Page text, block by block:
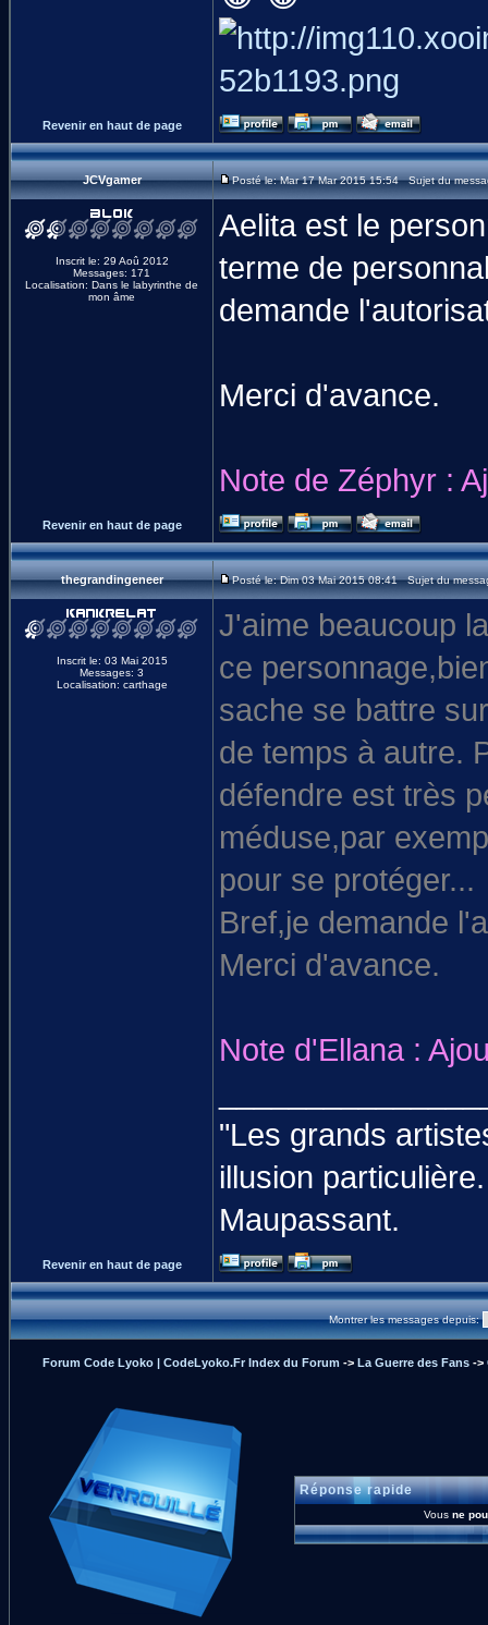
Revenir en haut de page
JCVgamer Posté le: Mar 17 Mar 2015 15:54 Sujet du
Inscrit le: 29 Aoû 2012
Messages: 171
Localisation: Dans le labyrinthe de
mon âme
Aelita est le
terme de
demande
Merci d'avance.
Note de Zéphyr :
Revenir en haut de page
thegrandingeneer Posté le: Dim 03 Mai 2015 08:41 Sujet du
Inscrit le: 03 Mai 2015
Messages: 3
Localisation: carthage
J'aime beaucoup
ce
sache se battre
de temps à autre.
défendre est très
méduse,par
pour se protéger...
Bref,je demande
Merci d'avance.
Note d'Ellana :
"Les grands
illusion
Maupassant.
Revenir en haut de page
Montrer les messages depuis:
Forum Code Lyoko | CodeLyoko.Fr Index du Forum -> La Guerre des Fans ->
Réponse rapide
Vous ne